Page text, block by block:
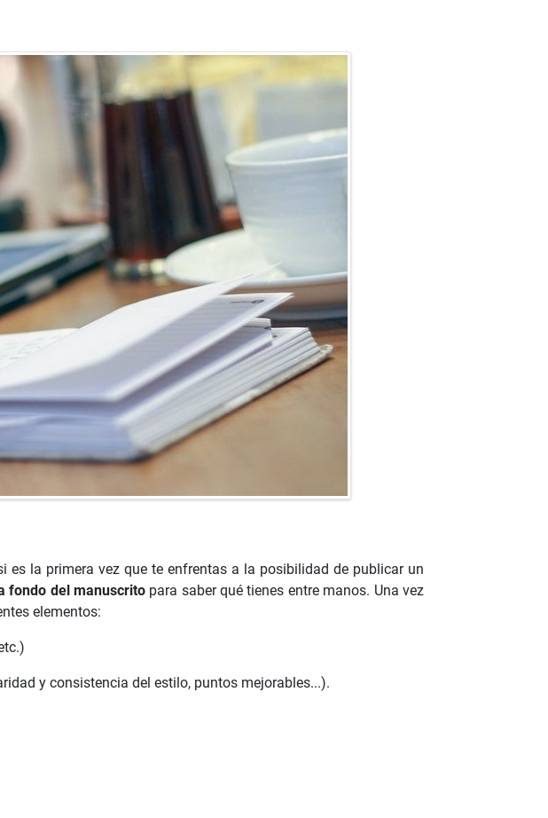
es la primera vez que te enfrentas a la posibilidad de publicar un
fondo del manuscritopara saber qué tienes entre manos. Una vez
elementos:
y consistencia del estilo, puntos mejorables...).